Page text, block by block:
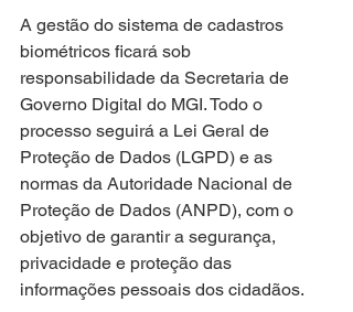
A gestão do sistema de cadastros
biométricos ficará sob
responsabilidade da Secretaria de
Governo Digital do MGI. Todo o
processo seguirá a Lei Geral de
Proteção de Dados (LGPD) e as
normas da Autoridade Nacional de
Proteção de Dados (ANPD), com o
objetivo de garantir a segurança,
privacidade e proteção das
informações pessoais dos cidadãos.